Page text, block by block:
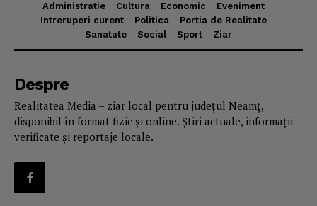
Administratie Cultura Economic
Eveniment
Intreruperi curent
Politica
Portia de Realitate
Sanatate
Social Sport Ziar
Despre
Realitatea Media – ziar local pentru județul Neamț,
disponibil în format fizic și online. Știri actuale, informații
verificate și reportaje locale.